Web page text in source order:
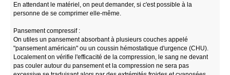
En attendant le matériel, on peut demander, si c'est possible à la
personne de se comprimer elle-même.
Pansement compressif :
On utiles un pansement absorbant à plusieurs couches appelé
"pansement américain" ou un coussin hémostatique d'urgence (CHU).
Localement on vérifie l'efficacité de la compression, le sang ne devant
pas couler autour du pansement et la compression ne sera pas